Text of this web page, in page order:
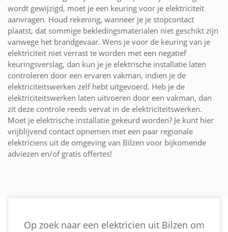
wordt gewijzigd, moet je een keuring voor je elektriciteit
aanvragen. Houd rekening, wanneer je je stopcontact
plaatst, dat sommige bekledingsmaterialen niet geschikt zijn
vanwege het brandgevaar. Wens je voor de keuring van je
elektriciteit niet verrast te worden met een negatief
keuringsverslag, dan kun je je elektrische installatie laten
controleren door een ervaren vakman, indien je de
elektriciteitswerken zelf hebt uitgevoerd. Heb je de
elektriciteitswerken laten uitvoeren door een vakman, dan
zit deze controle reeds vervat in de elektriciteitswerken.
Moet je elektrische installatie gekeurd worden? Je kunt hier
vrijblijvend contact opnemen met een paar regionale
elektriciens uit de omgeving van Bilzen voor bijkomende
adviezen en/of gratis offertes!
Op zoek naar een elektricien uit Bilzen om